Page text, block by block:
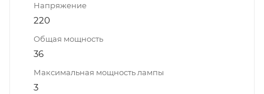
Напряжение
220
Общая мощность
36
Максимальная мощность лампы
3